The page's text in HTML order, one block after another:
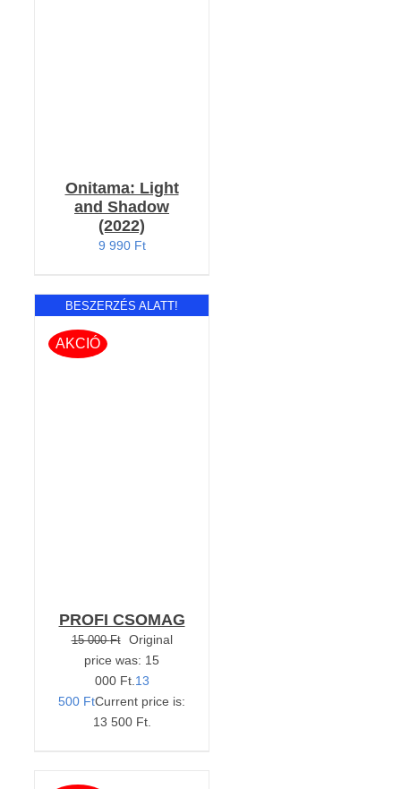
Onitama: Light
and Shadow
(2022)
9 990 Ft
BESZERZÉS ALATT!
AKCIÓ
PROFI CSOMAG
15 000Ft
Original
price was: 15
000 Ft. 13
500 FtCurrent price is:
13 500 Ft.